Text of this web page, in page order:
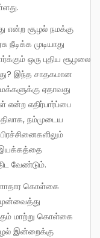
முடியாது
ஒரு புதிய சூழலை
இந்த சாதகமான
ஏதாவது
என்ற எதிர்பார்ப்பை
நம்முடைய
இயக்கத்தை
வேண்டும்.
மாற்று கொள்கை
இன்றைக்கு